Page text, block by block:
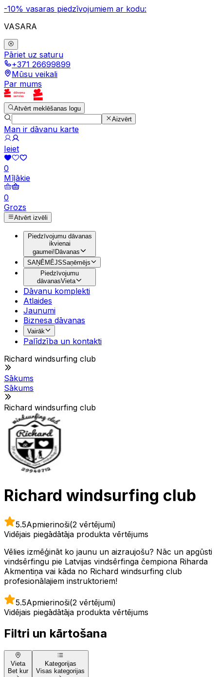
-10% vasaras piedzīvojumiem ar kodu:
VASARA
Pāriet uz saturu
+371 26699899
Mūsu veikali
Par mums
Atvērt meklēšanas logu
Aizvērt
Man ir dāvanu karte
Ieiet
0
Mīļākie
0
Grozs
Atvērt izvēli
Piedzīvojumu dāvanas
ikvienai
gaumei!Dāvanas
SAŅĒMĒJSSaņēmējs
Piedzīvojumu
dāvanasVieta
Dāvanu komplekti
Atlaides
Jaunumi
Biznesa dāvanas
Vairāk
Palīdzība un kontakti
Richard windsurfing club
Sākums
Sākums
Richard windsurfing club
Richard windsurfing club
5.5Apmierinoši(2 vērtējumi)
Vidējais piegādātāja produkta vērtējums
Vēlies izmēģināt ko jaunu un aizraujošu? Nāc un apgūsti
vindsērfingu pie Latvijas vindsērfinga čempiona Riharda
Akmentiņa vai kāda no Richard windsurfing club
profesionālajiem instruktoriem!
5.5Apmierinoši(2 vērtējumi)
Vidējais piegādātāja produkta vērtējums
Filtri un kārtošana
Vieta
Bet kur
Kategorijas
Visas kategorijas